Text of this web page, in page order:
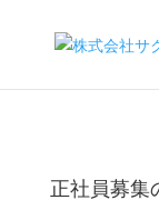
正社員募集